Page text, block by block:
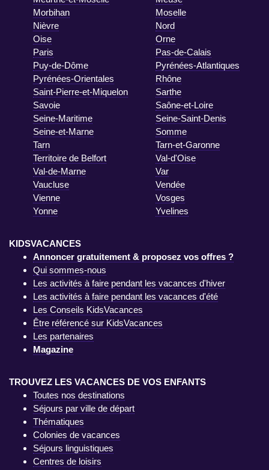
Morbihan
Moselle
Nièvre
Nord
Oise
Orne
Paris
Pas-de-Calais
Puy-de-Dôme
Pyrénées-Atlantiques
Pyrénées-Orientales
Rhône
Saint-Pierre-et-Miquelon
Sarthe
Savoie
Saône-et-Loire
Seine-Maritime
Seine-Saint-Denis
Seine-et-Marne
Somme
Tarn
Tarn-et-Garonne
Territoire de Belfort
Val-d'Oise
Val-de-Marne
Var
Vaucluse
Vendée
Vienne
Vosges
Yonne
Yvelines
KIDSVACANCES
Annoncer gratuitement & proposez vos offres ?
Qui sommes-nous
Les activités à faire pendant les vacances d'hiver
Les activités à faire pendant les vacances d'été
Les Conseils KidsVacances
Être référencé sur KidsVacances
Les partenaires
Magazine
TROUVEZ LES VACANCES DE VOS ENFANTS
Toutes nos destinations
Séjours par ville de départ
Thématiques
Colonies de vacances
Séjours linguistiques
Centres de loisirs